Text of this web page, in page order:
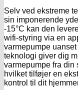
Selv ved ekstreme
sin imponerende
-15°C kan den
wifi-styring via en
varmepumpe
teknologi giver dig
varmepumpe fra din
hvilket tilføjer en
kontrol til dit